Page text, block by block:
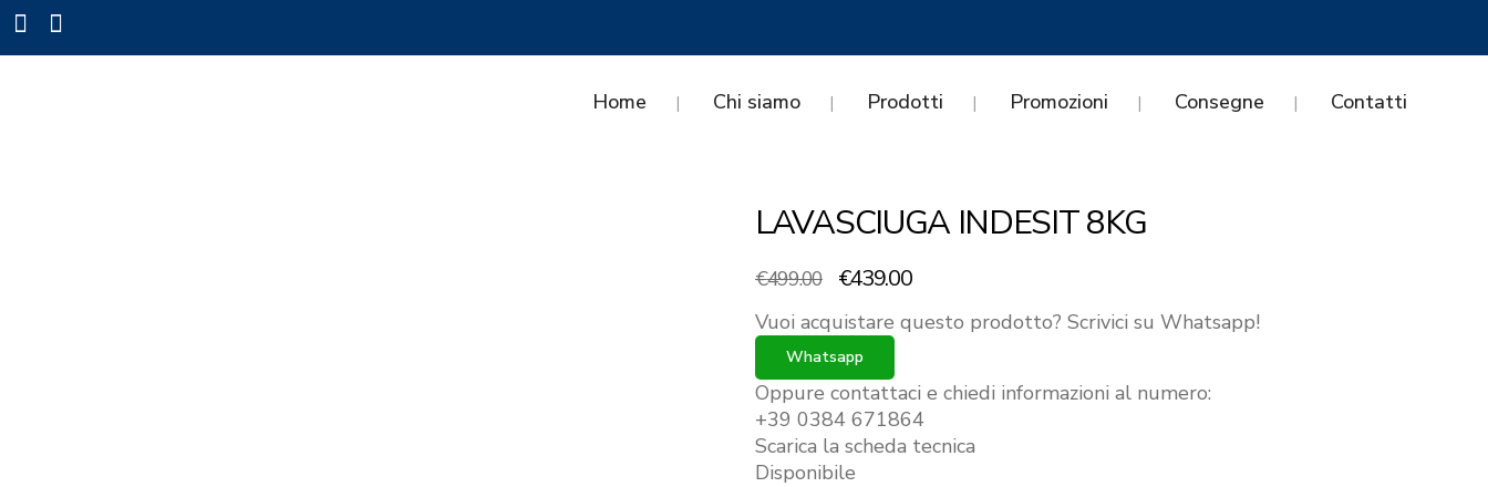
Home Chi siamo Prodotti Promozioni Consegne Contatti
LAVASCIUGA INDESIT 8KG
€499.00
Il
originale
era:
€499.00.
€439.00Il
attuale
€439.00.
Vuoi acquistare questo prodotto? Scrivici su Whatsapp!
Whatsapp
Oppure contattaci e chiedi informazioni al numero:
+39 0384 671864
Scarica la scheda tecnica
Disponibile